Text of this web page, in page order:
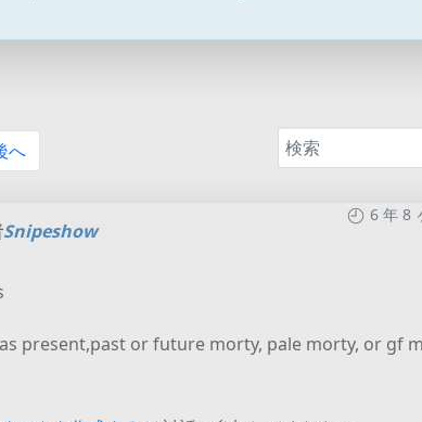
へ
6 年 8
Snipeshow
present,past or future morty, pale morty, or gf